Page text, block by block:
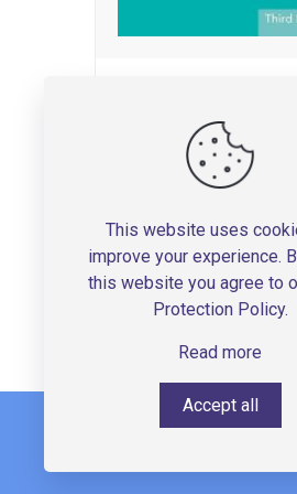
Anatomy, Physiology,
Practical, Illustrated
Students and
تومان
This website uses
improve your experience.
this website you agree to
Protection Policy.
Read more
Accept all